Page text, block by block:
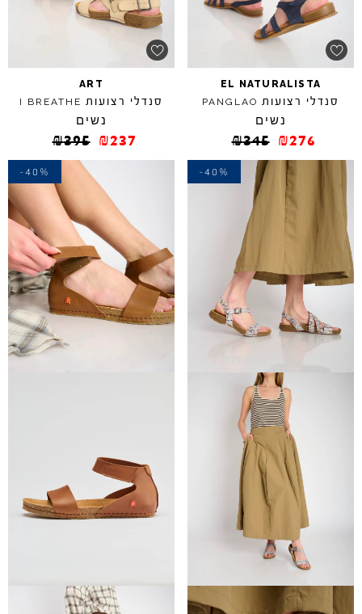
EL NATURALISTA
סנדלי רצועות PANGLAO
נשים
₪345 ₪276
ART
סנדלי רצועות I BREATHE
נשים
₪395 ₪237
-40%
-40%